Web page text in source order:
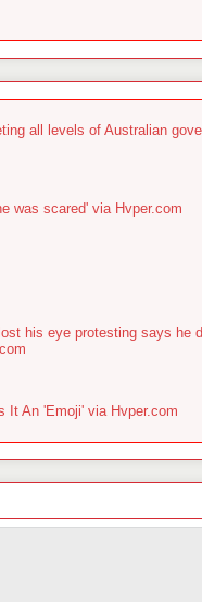
all levels of Australian
was scared' via Hvper.com
his eye protesting says he
It An 'Emoji' via Hvper.com